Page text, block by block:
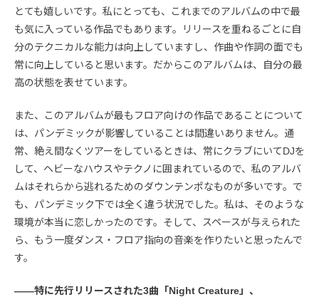
とても嬉しいです。私にとっても、これまでのアルバムの中で最
も気に入っている作品でもあります。リリースを重ねるごとに自
分のテクニカルな能力は向上していますし、作曲や作詞の面でも
常に向上していると思います。だからこのアルバムは、自分の最
高の状態を表せています。
また、このアルバムが最もフロア向けの作品であることについて
は、パンデミックが影響していることは間違いありません。通
常、絶え間なくツアーをしているときは、常にクラブにいてDJを
して、ヘビーなハウスやテクノに囲まれているので、私のアルバ
ムはそれらから逃れるためのダウンテンポなものが多いです。で
も、パンデミック下では全く違う状況でした。私は、そのような
環境が本当に恋しかったのです。そして、スペースが与えられた
ら、もう一度ダンス・フロア指向の音楽を作りたいと思ったんで
す。
――特に先行リリースされた3曲「Night Creature」、